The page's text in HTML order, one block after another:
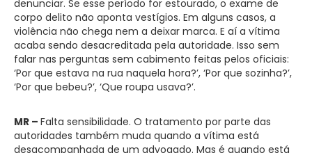
denunciar. Se esse período for estourado, o exame de
corpo delito não aponta vestígios. Em alguns casos, a
violência não chega nem a deixar marca. E aí a vítima
acaba sendo desacreditada pela autoridade. Isso sem
falar nas perguntas sem cabimento feitas pelos oficiais:
‘Por que estava na rua naquela hora?’, ‘Por que sozinha?’,
‘Por que bebeu?’, ‘Que roupa usava?’.
MR – Falta sensibilidade. O tratamento por parte das
autoridades também muda quando a vítima está
desacompanhada de um advogado. Mas é quando está